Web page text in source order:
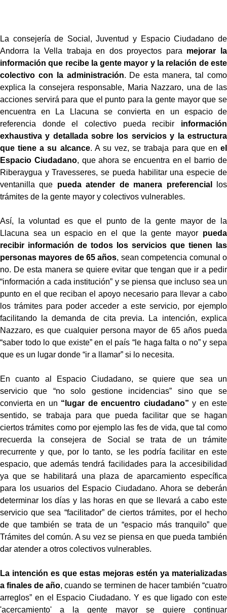
La consejería de Social, Juventud y Espacio Ciudadano de
Andorra la Vella trabaja en dos proyectos para mejorar la
información que recibe la gente mayor y la relación de este
colectivo con la administración. De esta manera, tal como
explica la consejera responsable, Maria Nazzaro, una de las
acciones servirá para que el punto para la gente mayor que se
encuentra en La Llacuna se convierta en un espacio de
referencia donde el colectivo pueda recibir información
exhaustiva y detallada sobre los servicios y la estructura
que tiene a su alcance. A su vez, se trabaja para que en el
Espacio Ciudadano, que ahora se encuentra en el barrio de
Riberaygua y Travesseres, se pueda habilitar una especie de
ventanilla que pueda atender de manera preferencial
los
trámites de la gente mayor y colectivos vulnerables.
Así, la voluntad es que el punto de la gente mayor de la
Llacuna sea un espacio en el que la gente mayor pueda
recibir información de todos los servicios que tienen las
personas mayores de 65 años, sean competencia comunal o
no. De esta manera se quiere evitar que tengan que ir a pedir
“información a cada institución” y se piensa que incluso sea un
punto en el que reciban el apoyo necesario para llevar a cabo
los trámites para poder acceder a este servicio, por ejemplo
facilitando la demanda de cita previa. La intención, explica
Nazzaro, es que cualquier persona mayor de 65 años pueda
“saber todo lo que existe” en el país “le haga falta o no” y sepa
que es un lugar donde “ir a llamar” si lo necesita.
En cuanto al Espacio Ciudadano, se quiere que sea un
servicio que “no solo gestione incidencias” sino que se
convierta en un “lugar de encuentro ciudadano”y en este
sentido, se trabaja para que pueda facilitar que se hagan
ciertos trámites como por ejemplo las fes de vida, que tal como
recuerda la consejera de Social se trata de un trámite
recurrente y que, por lo tanto, se les podría facilitar en este
espacio, que además tendrá facilidades para la accesibilidad
ya que se habilitará una plaza de aparcamiento específica
para los usuarios del Espacio Ciudadano. Ahora se deberán
determinar los días y las horas en que se llevará a cabo este
servicio que sea “facilitador” de ciertos trámites, por el hecho
de que también se trata de un “espacio más tranquilo” que
Trámites del común. A su vez se piensa en que pueda también
dar atender a otros colectivos vulnerables.
La intención es que estas mejoras estén ya materializadas
a finales de año, cuando se terminen de hacer también “cuatro
arreglos” en el Espacio Ciudadano. Y es que ligado con este
'acercamiento' a la gente mayor se quiere continuar